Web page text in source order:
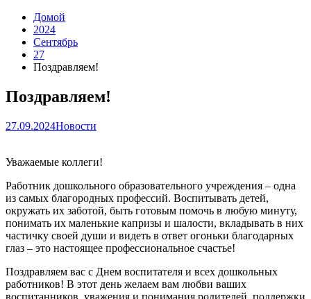
Домой
2024
Сентябрь
27
Поздравляем!
Поздравляем!
27.09.2024Новости
Уважаемые коллеги!
Работник дошкольного образовательного учреждения – одна
из самых благородных профессий. Воспитывать детей,
окружать их заботой, быть готовым помочь в любую минуту,
понимать их маленькие капризы и шалости, вкладывать в них
частичку своей души и видеть в ответ огоньки благодарных
глаз – это настоящее профессиональное счастье!
Поздравляем вас с Днем воспитателя и всех дошкольных
работников! В этот день желаем вам любви ваших
воспитанников, уважения и понимания родителей, поддержки